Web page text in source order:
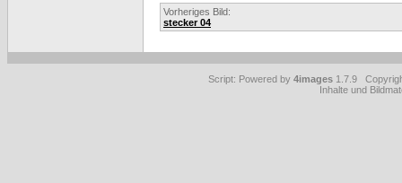
Vorheriges Bild:
stecker 04
Script: Powered by 4images 1.7.9
Inhalte und